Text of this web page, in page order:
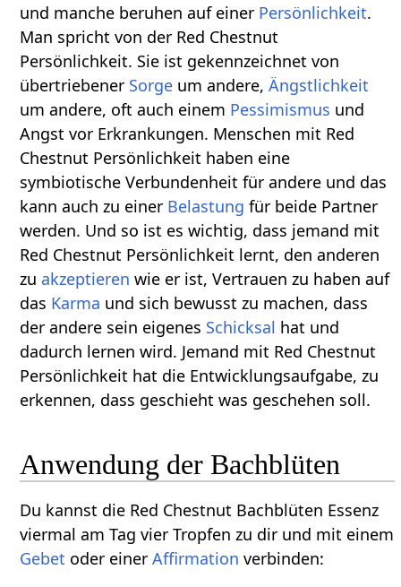
und manche beruhen auf einer Persönlichkeit.
Man spricht von der Red Chestnut
Persönlichkeit. Sie ist gekennzeichnet von
übertriebener Sorge um andere,Ängstlichkeit
um andere, oft auch einem Pessimismus und
Angst vor Erkrankungen. Menschen mit Red
Chestnut Persönlichkeit haben eine
symbiotische Verbundenheit für andere und das
kann auch zu einer Belastung für beide Partner
werden. Und so ist es wichtig, dass jemand mit
Red Chestnut Persönlichkeit lernt, den anderen
zu akzeptieren wie er ist, Vertrauen zu haben auf
das Karma und sich bewusst zu machen, dass
der andere sein eigenes Schicksal hat und
dadurch lernen wird. Jemand mit Red Chestnut
Persönlichkeit hat die Entwicklungsaufgabe, zu
erkennen, dass geschieht was geschehen soll.
Anwendung der Bachblüten
Du kannst die Red Chestnut Bachblüten Essenz
viermal am Tag vier Tropfen zu dir und mit einem
Gebet oder einerAffirmation verbinden: